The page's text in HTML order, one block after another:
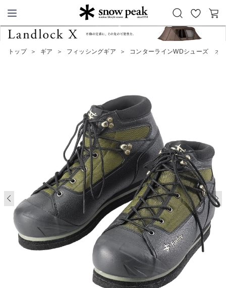
Snow Peak
お
気
カ
ト
トップ ＞ ギア ＞ フィッシングギア ＞ コンターラインWDシューズ オ